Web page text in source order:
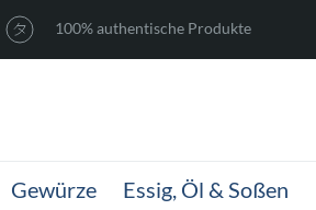
100% authentische Produkte
Gewürze Essig, Öl & Soßen